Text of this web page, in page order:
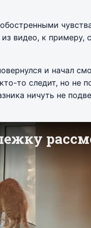
видео, к примеру,
и начал
то следит, но не
ничуть не